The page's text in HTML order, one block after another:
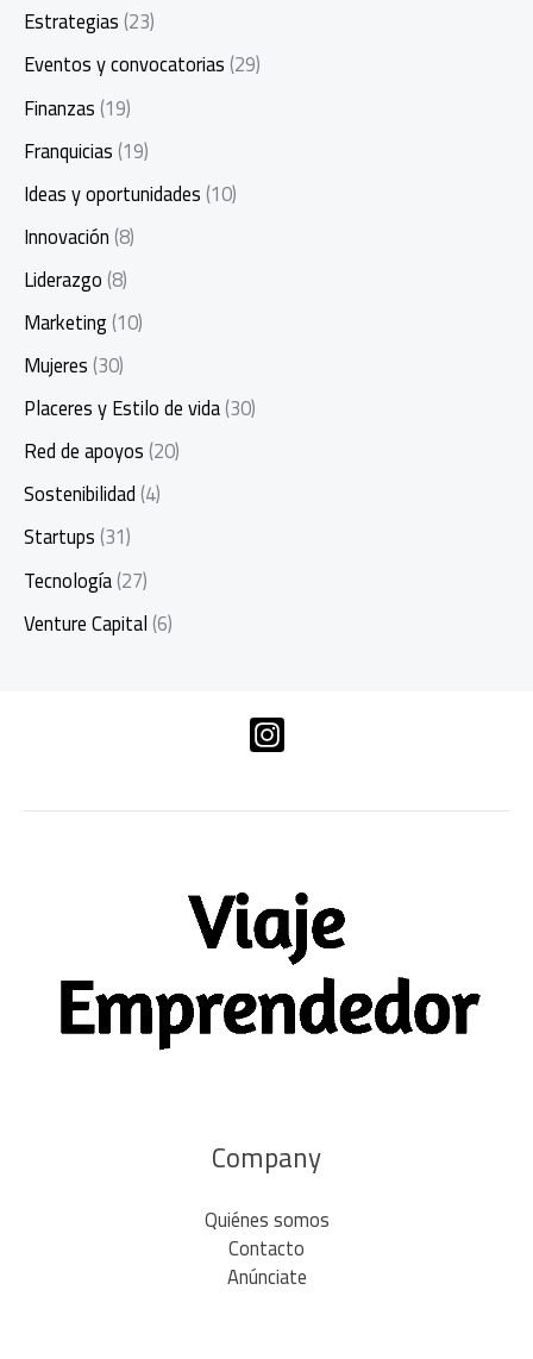
Estrategias(23)
Eventos y convocatorias(29)
Finanzas(19)
Franquicias(19)
Ideas y oportunidades(10)
Innovación(8)
Liderazgo(8)
Marketing(10)
Mujeres(30)
Placeres y Estilo de vida(30)
Red de apoyos(20)
Sostenibilidad(4)
Startups(31)
Tecnología(27)
Venture Capital(6)
Company
Quiénes somos
Contacto
Anúnciate